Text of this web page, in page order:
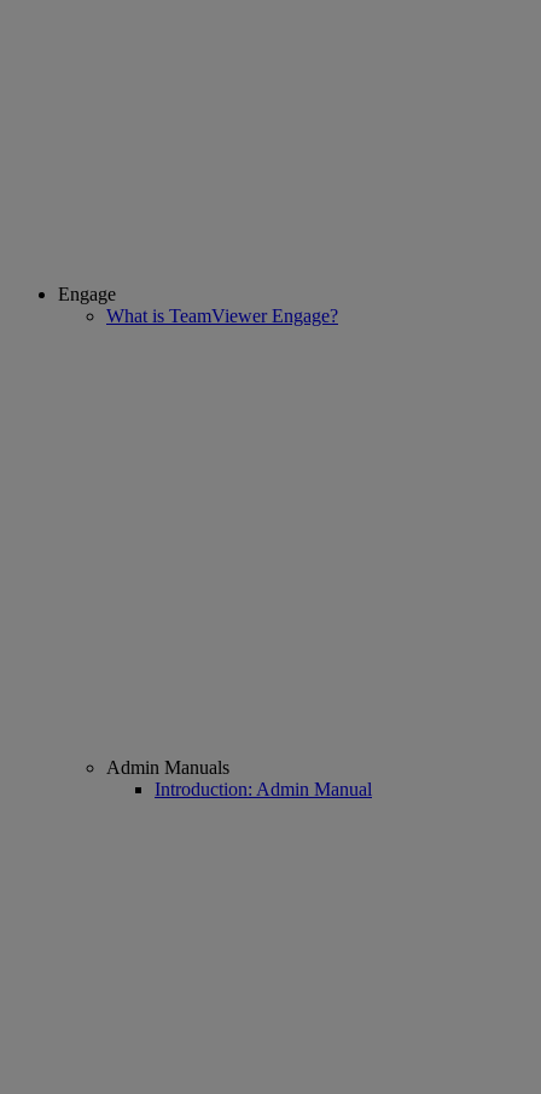
Engage
What is TeamViewer Engage?
Admin Manuals
Introduction: Admin Manual